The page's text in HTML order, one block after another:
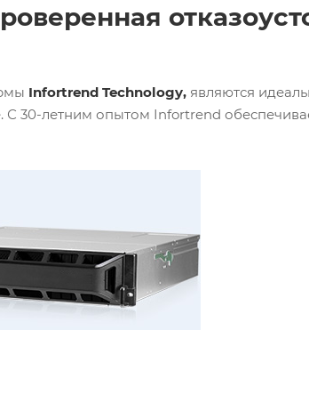
Infortrend Technology, являются
30-летним опытом Infortrend